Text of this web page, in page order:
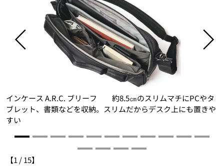
インケース A.R.C. ブリーフ 約8.5㎝のスリムマチにPCやタ
ブレット、書類などを収納。スリムだからデスク上にも置きや
すい
【1 /15】